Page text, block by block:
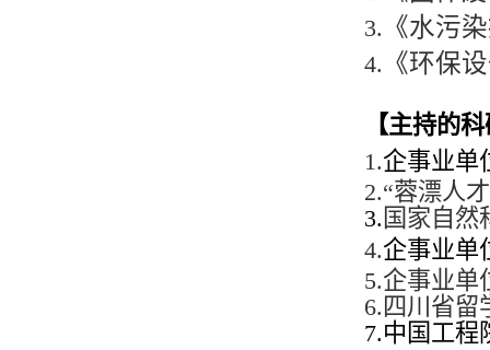
3. 《水污
4. 《环保
【主持的
1.企事业单
2.“蓉漂人
3. 国家自然
4.企事业单
5.企事业单
6. 四川省留
7.中国工程